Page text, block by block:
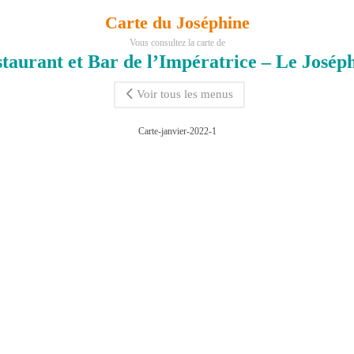
Carte du Joséphine
Vous consultez la carte de
et Bar de l’Impératrice – Le
Voir tous les menus
Carte-janvier-2022-1